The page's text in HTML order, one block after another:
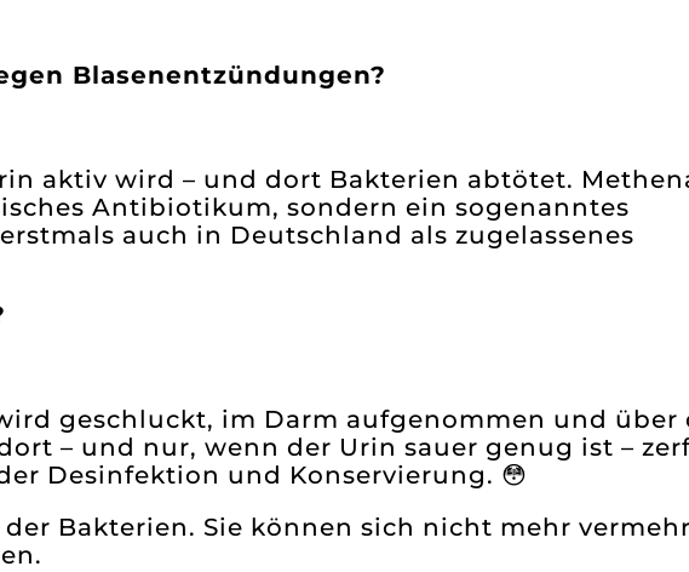
Blasenentzündungen?
aktiv wird – und dort Bakterien abtötet.
Antibiotikum, sondern ein sogenanntes
auch in Deutschland als zugelassenes
geschluckt, im Darm aufgenommen und über
– und nur, wenn der Urin sauer genug ist –
Desinfektion und Konservierung. 😳
Bakterien. Sie können sich nicht mehr